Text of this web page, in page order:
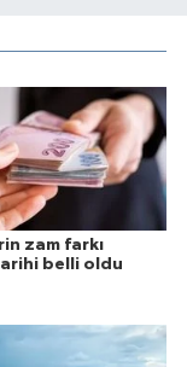
zam farkı
belli oldu